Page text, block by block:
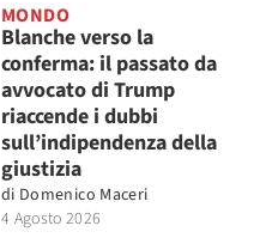
MONDO
Blanche verso la
conferma: il passato da
avvocato di Trump
riaccende i dubbi
sull’indipendenza della
giustizia
di Domenico Maceri
4 Agosto 2026